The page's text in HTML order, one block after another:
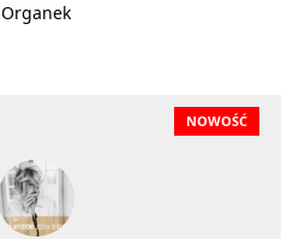
Organek